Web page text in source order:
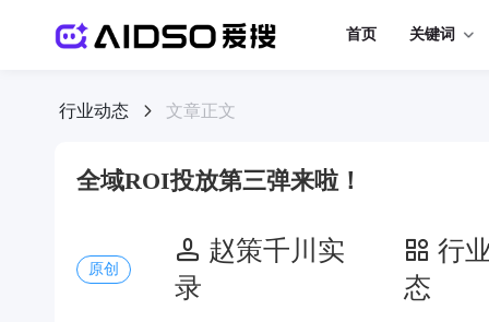
首页 关键词
行业动态 文章正文
全域ROI投放第三弹来啦！
原创
赵策千川实
录
行
态